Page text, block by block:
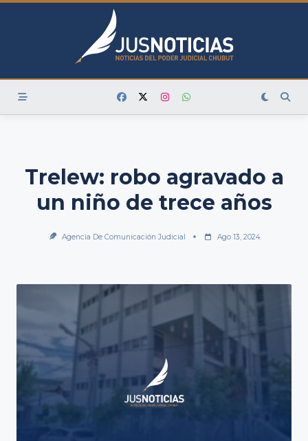
Skip
Trelew: robo agravado a
un niño de trece años
Agencia De Comunicación Judicial Ago 13, 2024